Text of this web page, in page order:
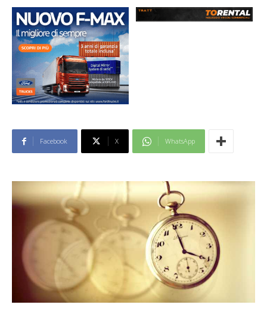
Facebook X WhatsApp